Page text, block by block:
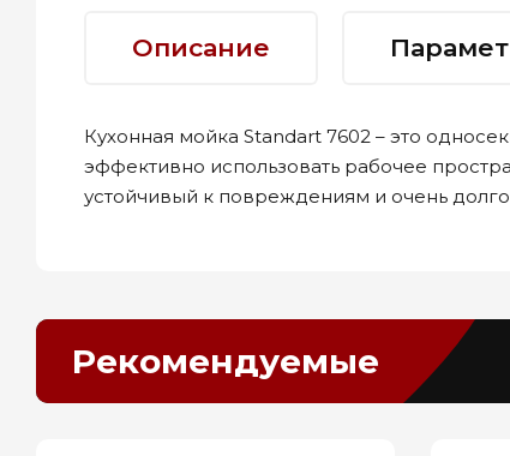
Описание
Кухонная мойка Standart 7602 – это
эффективно использовать рабочее
устойчивый к повреждениям и очень
Рекомендуемые